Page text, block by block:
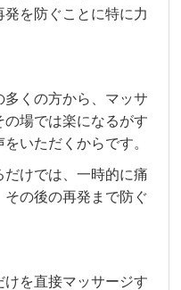
を防ぐことに特に力
くの方から、マッサ
場では楽になるがす
いただくからです。
けでは、一時的に痛
の後の再発まで防ぐ
けを直接マッサージす